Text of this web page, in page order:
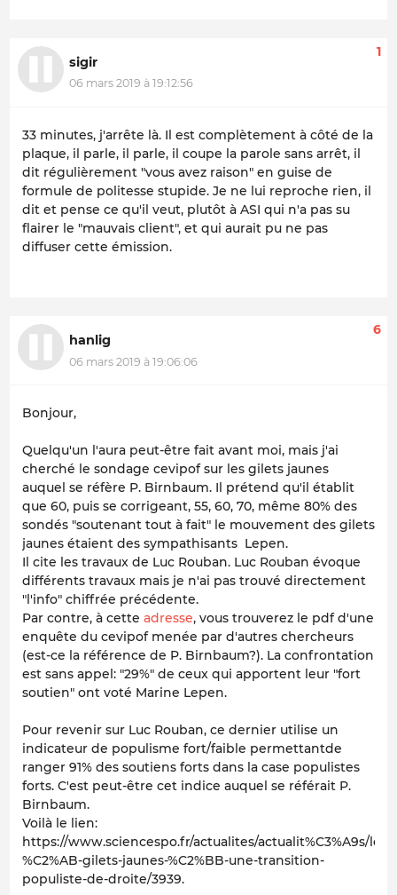
sigir
06 mars 2019 à 19:12:56
1
33 minutes, j'arrête là. Il est complètement à côté de la
plaque, il parle, il parle, il coupe la parole sans arrêt, il
dit régulièrement "vous avez raison" en guise de
formule de politesse stupide. Je ne lui reproche rien, il
dit et pense ce qu'il veut, plutôt à ASI qui n'a pas su
flairer le "mauvais client", et qui aurait pu ne pas
diffuser cette émission.
hanlig
06 mars 2019 à 19:06:06
6
Bonjour,
Quelqu'un l'aura peut-être fait avant moi, mais j'ai
cherché le sondage cevipof sur les gilets jaunes
auquel se réfère P. Birnbaum. Il prétend qu'il établit
que 60, puis se corrigeant, 55, 60, 70, même 80% des
sondés "soutenant tout à fait" le mouvement des gilets
jaunes étaient des sympathisants Lepen.
Il cite les travaux de Luc Rouban. Luc Rouban évoque
différents travaux mais je n'ai pas trouvé directement
"l'info" chiffrée précédente.
Par contre, à cette adresse, vous trouverez le pdf d'une
enquête du cevipof menée par d'autres chercheurs
(est-ce la référence de P. Birnbaum?). La confrontation
est sans appel: "29%" de ceux qui apportent leur "fort
soutien" ont voté Marine Lepen.
Pour revenir sur Luc Rouban, ce dernier utilise un
indicateur de populisme fort/faible permettantde
ranger 91% des soutiens forts dans la case populistes
forts. C'est peut-être cet indice auquel se référait P.
Birnbaum.
Voilà le lien:
https://www.sciencespo.fr/actualites/actualit%C3%A9s/les-
%C2%AB-gilets-jaunes-%C2%BB-une-transition-
populiste-de-droite/3939.